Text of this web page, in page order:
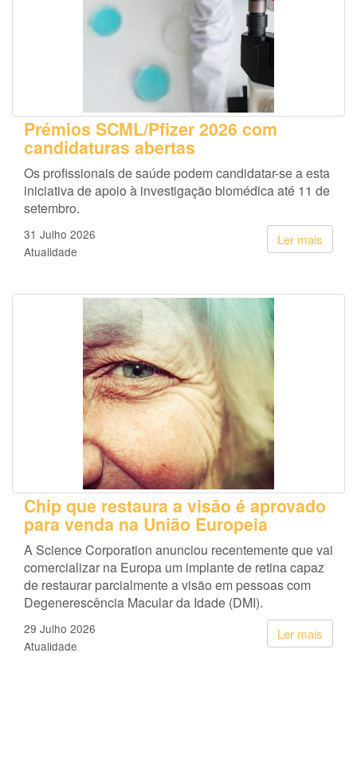
Prémios SCML/Pfizer 2026 com
candidaturas abertas
Os profissionais de saúde podem candidatar-se a esta
iniciativa de apoio à investigação biomédica até 11 de
setembro.
Ler mais
31 Julho 2026
Atualidade
Chip que restaura a visão é aprovado
para venda na União Europeia
A Science Corporation anunciou recentemente que vai
comercializar na Europa um implante de retina capaz
de restaurar parcialmente a visão em pessoas com
Degenerescência Macular da Idade (DMI).
Ler mais
29 Julho 2026
Atualidade